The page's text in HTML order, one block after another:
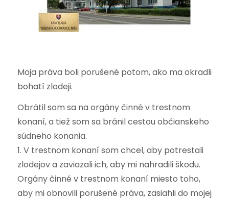
Moja práva boli porušené potom, ako ma okradli
bohatí zlodeji.
Obrátil som sa na orgány činné v trestnom
konaní, a tiež som sa bránil cestou občianskeho
súdneho konania.
1. V trestnom konaní som chcel, aby potrestali
zlodejov a zaviazali ich, aby mi nahradili škodu.
Orgány činné v trestnom konaní miesto toho,
aby mi obnovili porušené práva, zasiahli do mojej